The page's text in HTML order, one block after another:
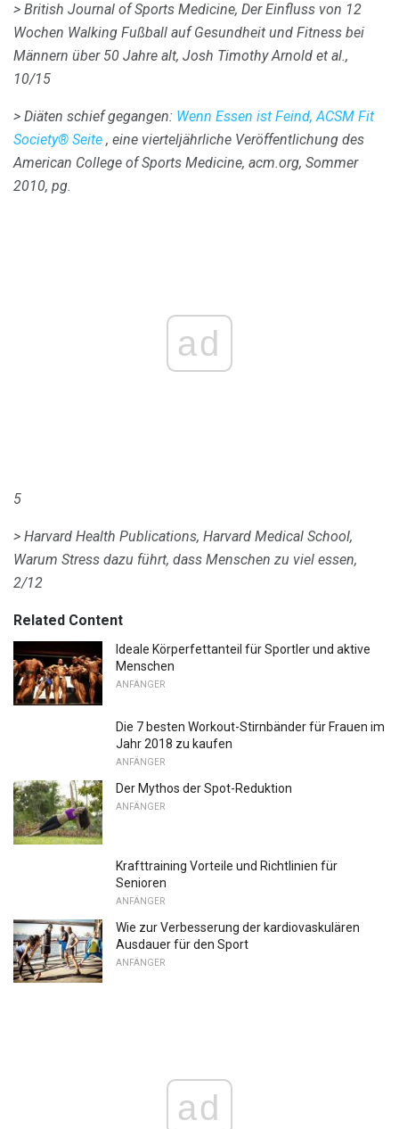
> British Journal of Sports Medicine, Der Einfluss von 12
Wochen Walking Fußball auf Gesundheit und Fitness bei
Männern über 50 Jahre alt, Josh Timothy Arnold et al.,
10/15
> Diäten schief gegangen: Wenn Essen ist Feind, ACSM Fit
Society® Seite , eine vierteljährliche Veröffentlichung des
American College of Sports Medicine, acm.org, Sommer
2010, pg.
ad
5
> Harvard Health Publications, Harvard Medical School,
Warum Stress dazu führt, dass Menschen zu viel essen,
2/12
Related Content
Ideale Körperfettanteil für Sportler und aktive
Menschen
ANFÄNGER
Die 7 besten Workout-Stirnbänder für Frauen im
Jahr 2018 zu kaufen
ANFÄNGER
Der Mythos der Spot-Reduktion
ANFÄNGER
Krafttraining Vorteile und Richtlinien für
Senioren
ANFÄNGER
Wie zur Verbesserung der kardiovaskulären
Ausdauer für den Sport
ANFÄNGER
ad